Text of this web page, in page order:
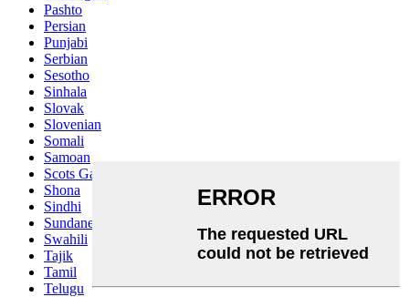
Pashto
Persian
Punjabi
Serbian
Sesotho
Sinhala
Slovak
Slovenian
Somali
Samoan
Scots Gaelic
Shona
Sindhi
Sundanese
Swahili
Tajik
Tamil
Telugu